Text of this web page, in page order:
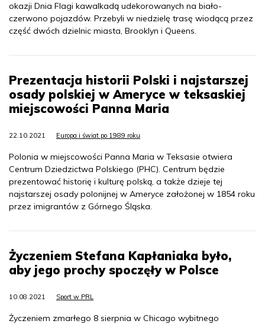
okazji Dnia Flagi kawalkadą udekorowanych na biało-
czerwono pojazdów. Przebyli w niedzielę trasę wiodącą przez
część dwóch dzielnic miasta, Brooklyn i Queens.
Prezentacja historii Polski i najstarszej
osady polskiej w Ameryce w teksaskiej
miejscowości Panna Maria
22.10.2021 Europa i świat po 1989 roku
Polonia w miejscowości Panna Maria w Teksasie otwiera
Centrum Dziedzictwa Polskiego (PHC). Centrum będzie
prezentować historię i kulturę polską, a także dzieje tej
najstarszej osady polonijnej w Ameryce założonej w 1854 roku
przez imigrantów z Górnego Śląska.
Życzeniem Stefana Kapłaniaka było,
aby jego prochy spoczęły w Polsce
10.08.2021 Sport w PRL
Życzeniem zmarłego 8 sierpnia w Chicago wybitnego